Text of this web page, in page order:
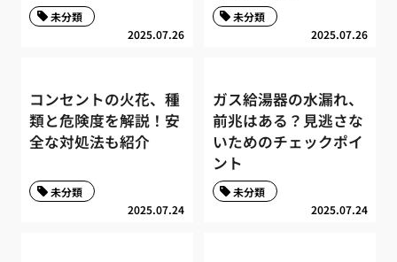
2025.07.26
未分類
2025.07.26
未分類
コンセントの火花、種
類と危険度を解説！安
全な対処法も紹介
2025.07.24
未分類
ガス給湯器の水漏れ、
前兆はある？見逃さな
いためのチェックポイ
ント
2025.07.24
未分類